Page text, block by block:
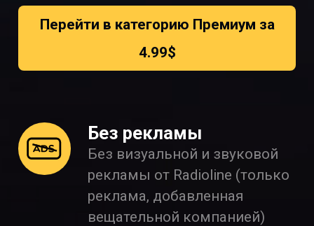
Перейти в категорию Премиум за
4.99$
Без рекламы
Без визуальной и звуковой
рекламы от Radioline (только
реклама, добавленная
вещательной компанией)